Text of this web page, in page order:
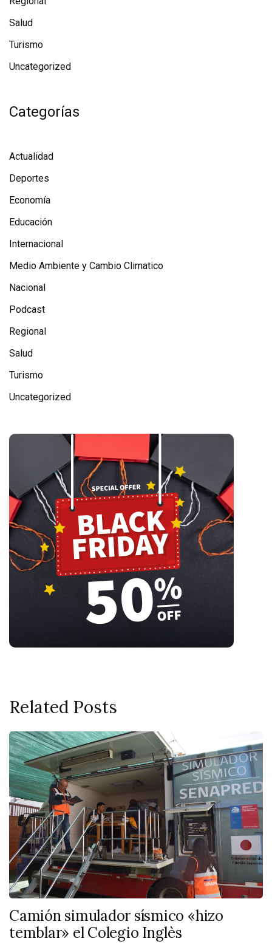
Salud
Turismo
Uncategorized
Categorías
Actualidad
Deportes
Economía
Educación
Internacional
Medio Ambiente y Cambio Climatico
Nacional
Podcast
Regional
Salud
Turismo
Uncategorized
Related Posts
Camión simulador sísmico «hizo
temblar» el Colegio Inglès